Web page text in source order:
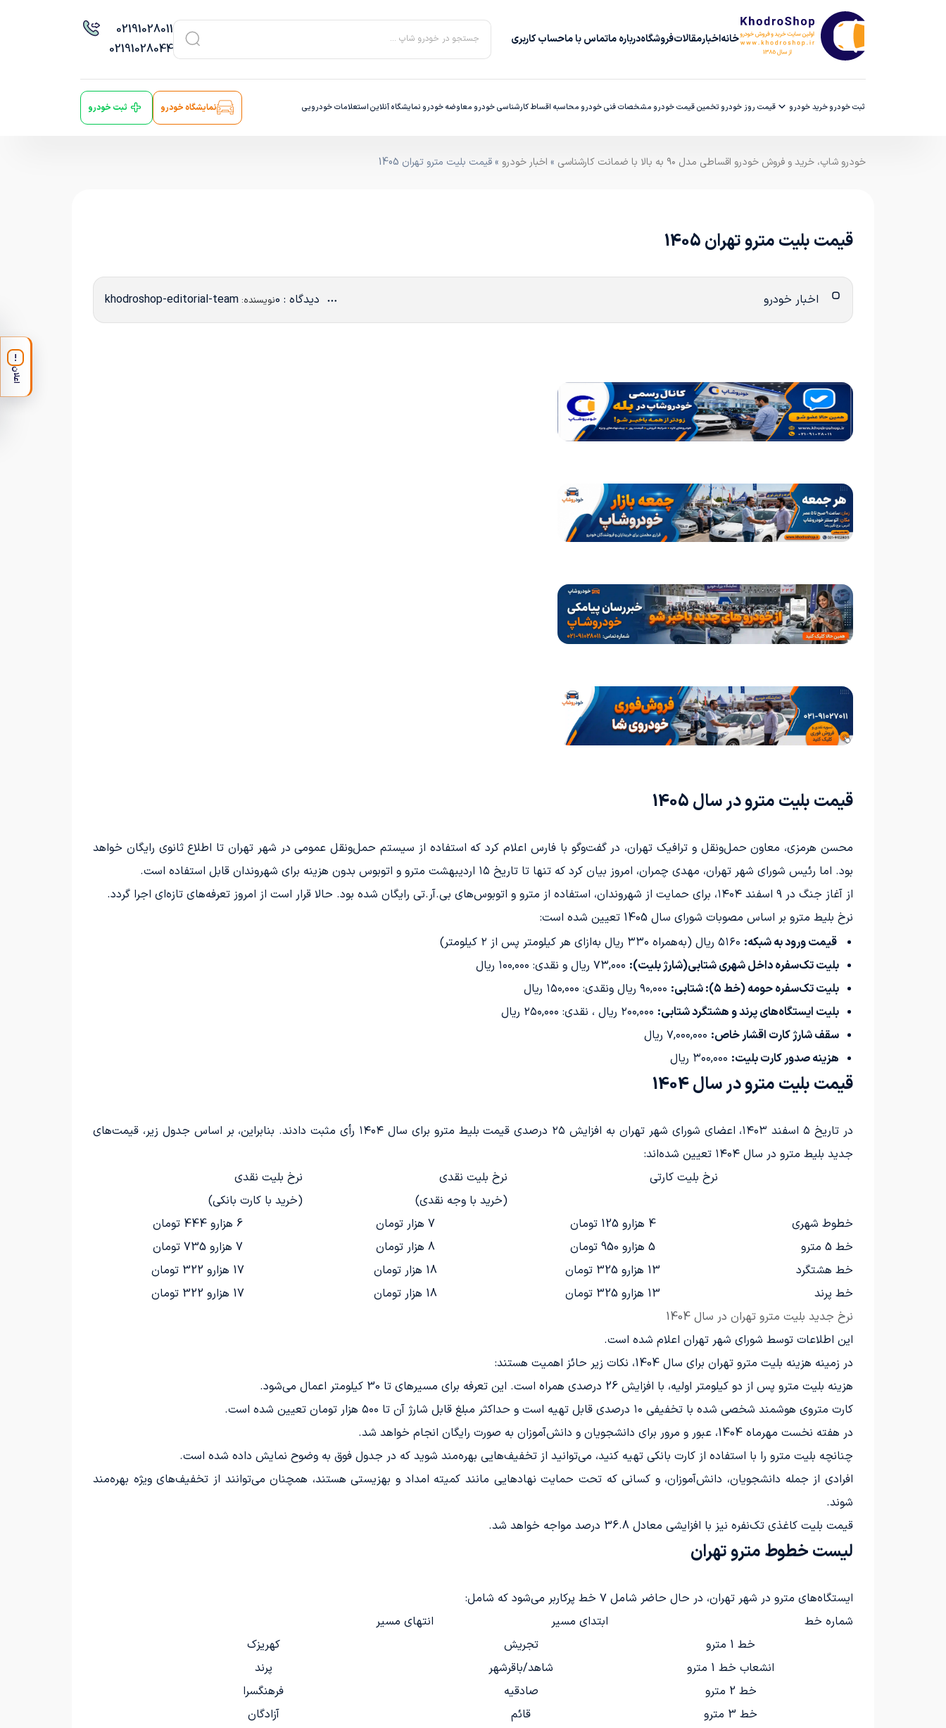
خانهاخبارمقالاتفروشگاهدرباره‌ ماتماس با ماحساب کاربری جستجو در خودرو شاپ ...
02191028011
02191028044
ثبت خودروخرید خودرو قیمت روز خودرو تخمین قیمت خودرو مشخصات فنی خودرو محاسبه اقساطکارشناسی خودرو معاوضه خودرو نمایشگاه آنلایناستعلامات خودرویی نمایشگاه خودرو ثبت خودرو
خودرو شاپ، خرید و فروش خودرو اقساطی مدل ۹۰ به بالا با ضمانت کارشناسی » اخبار خودرو » قیمت بلیت مترو تهران 1405
قیمت بلیت مترو تهران 1405
اخبار خودرو دیدگاه : 0 نویسنده: khodroshop-editorial-team
قیمت بلیت مترو در سال 1405
محسن هرمزی، معاون حمل‌ونقل و ترافیک تهران، در گفت‌وگو با فارس اعلام کرد که استفاده از سیستم حمل‌ونقل عمومی در شهر تهران تا اطلاع ثانوی رایگان خواهد
بود. اما رئیس شورای شهر تهران، مهدی چمران، امروز بیان کرد که تنها تا تاریخ ۱۵ اردیبهشت مترو و اتوبوس بدون هزینه برای شهروندان قابل استفاده است.
از آغاز جنگ در ۹ اسفند ۱۴۰۴، برای حمایت از شهروندان، استفاده از مترو و اتوبوس‌های بی.آر.تی رایگان شده بود. حالا قرار است از امروز تعرفه‌های تازه‌ای اجرا گردد.
نرخ بلیط مترو بر اساس مصوبات شورای سال 1405 تعیین شده است:
قیمت ورود به شبکه:
بلیت تک‌سفره داخل شهری شتابی(شارژ بلیت):
بلیت تک‌سفره حومه (خط ۵): شتابی:
بلیت ایستگاه‌های پرند و هشتگرد شتابی:
سقف شارژ کارت اقشار خاص:
هزینه صدور کارت بلیت:
قیمت بلیت مترو در سال 1404
در تاریخ ۵ اسفند ۱۴۰۳، اعضای شورای شهر تهران به افزایش ۲۵ درصدی قیمت بلیط مترو برای سال ۱۴۰۴ رأی مثبت دادند. بنابراین، بر اساس جدول زیر، قیمت‌های
جدید بلیط مترو در سال ۱۴۰۴ تعیین شده‌اند:
نرخ جدید بلیت مترو تهران در سال 1404
نرخ بلیت کارتی
نرخ بلیت نقدی
(خرید با وجه نقدی)
نرخ بلیت نقدی
(خرید با کارت بانکی)
خطوط شهری
4 هزارو 125 تومان 7 هزار تومان
6 هزارو 444 تومان
خط 5 مترو
5 هزارو 950 تومان 8 هزار تومان
7 هزارو 735 تومان
خط هشتگرد
13 هزارو 325 تومان 18 هزار تومان
17 هزارو 322 تومان
خط پرند
13 هزارو 325 تومان 18 هزار تومان 17 هزارو 322 تومان
این اطلاعات توسط شورای شهر تهران اعلام شده است.
در زمینه هزینه بلیت مترو تهران برای سال 1404، نکات زیر حائز اهمیت هستند:
هزینه بلیت مترو پس از دو کیلومتر اولیه، با افزایش 26 درصدی همراه است. این تعرفه برای مسیرهای تا 30 کیلومتر اعمال می‌شود.
کارت متروی هوشمند شخصی شده با تخفیفی ۱۰ درصدی قابل تهیه است و حداکثر مبلغ قابل شارژ آن تا ۵۰۰ هزار تومان تعیین شده است.
در هفته نخست مهرماه 1404، عبور و مرور برای دانشجویان و دانش‌آموزان به صورت رایگان انجام خواهد شد.
چنانچه بلیت مترو را با استفاده از کارت بانکی تهیه کنید، می‌توانید از تخفیف‌هایی بهره‌مند شوید که در جدول فوق به وضوح نمایش داده شده است.
افرادی از جمله دانشجویان، دانش‌آموزان، و کسانی که تحت حمایت نهادهایی مانند کمیته امداد و بهزیستی هستند، همچنان می‌توانند از تخفیف‌های ویژه بهره‌مند
شوند.
قیمت بلیت کاغذی تک‌نفره نیز با افزایشی معادل 36.8 درصد مواجه خواهد شد.
لیست خطوط مترو تهران
ایستگاه‌های مترو در شهر تهران، در حال حاضر شامل ۷ خط پرکاربر می‌شود که شامل:
شماره خط
ابتدای مسیر
انتهای مسیر
خط 1 مترو
تجریش
کهریزک
انشعاب خط 1 مترو
شاهد/باقرشهر
پرند
خط 2 مترو
صادقیه
فرهنگسرا
خط 3 مترو
قائم
آزادگان
!
اعلان